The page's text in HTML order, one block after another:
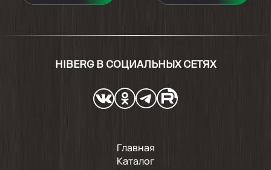
HIBERG В СОЦИАЛЬНЫХ СЕТЯХ
Главная
Каталог